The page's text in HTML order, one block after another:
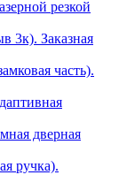
резкой
3к). Заказная
часть).
дверная
ручка).